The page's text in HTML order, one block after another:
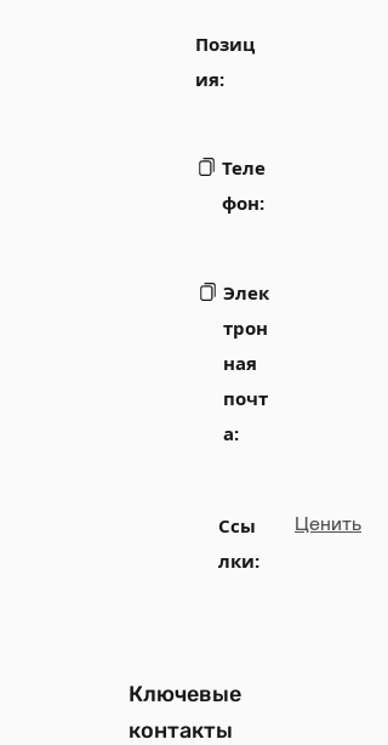
Позиц
ия:
Теле
фон:
Элек
трон
ная
почт
а:
Ссы
лки:
Ценить
Ключевые
контакты